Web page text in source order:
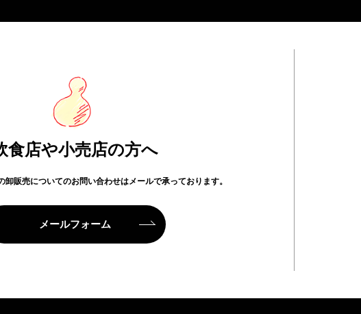
食店や小売店の方へ
卸販売についてのお問い合わせはメールで承っております。
メールフォーム